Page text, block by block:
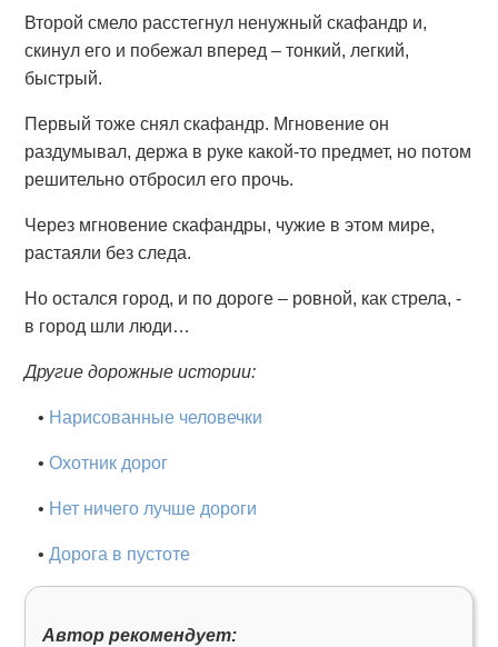
Второй смело расстегнул ненужный скафандр и,
скинул его и побежал вперед – тонкий, легкий,
быстрый.
Первый тоже снял скафандр. Мгновение он
раздумывал, держа в руке какой-то предмет, но потом
решительно отбросил его прочь.
Через мгновение скафандры, чужие в этом мире,
растаяли без следа.
Но остался город, и по дороге – ровной, как стрела, -
в город шли люди…
Другие дорожные истории:
• Нарисованные человечки
•Охотник дорог
• Нет ничего лучше дороги
•Дорога в пустоте
Автор рекомендует: